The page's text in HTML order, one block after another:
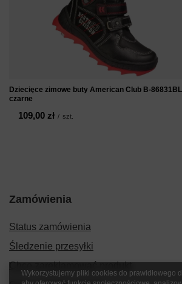
Dziecięce zimowe buty American Club B-86831BL
czarne
109,00 zł / szt.
Zamówienia
Status zamówienia
Śledzenie przesyłki
Chcę zareklamować produkt
Wykorzystujemy pliki cookies do prawidłowego